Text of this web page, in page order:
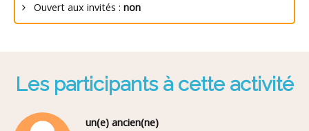
Ouvert aux invités : non
Les participants à cette activité
un(e) ancien(ne)